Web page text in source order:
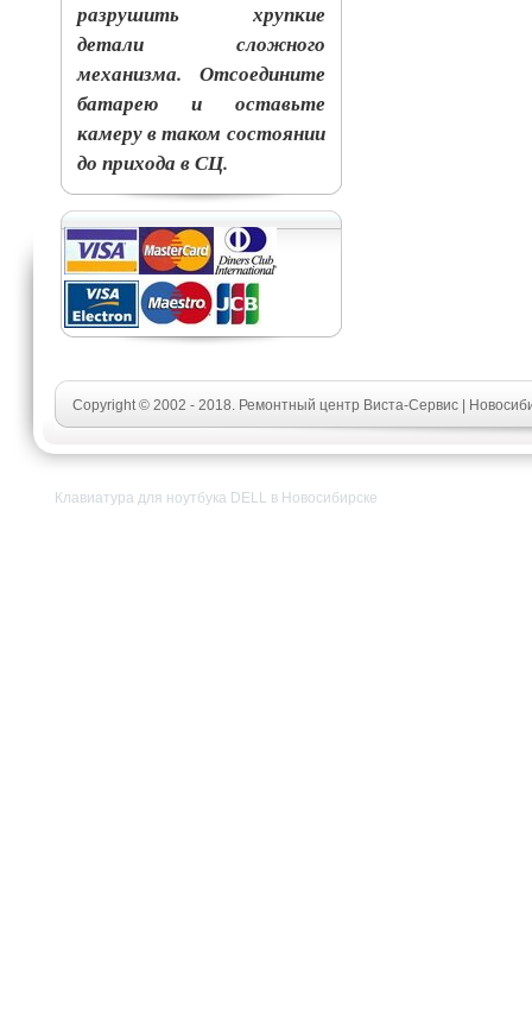
разрушить хрупкие
детали сложного
механизма. Отсоедините
батарею и оставьте
камеру в таком состоянии
до прихода в СЦ.
Copyright © 2002 - 2018. Ремонтный центр Виста-Сервис |
Клавиатура для ноутбука DELL в Новосибирске